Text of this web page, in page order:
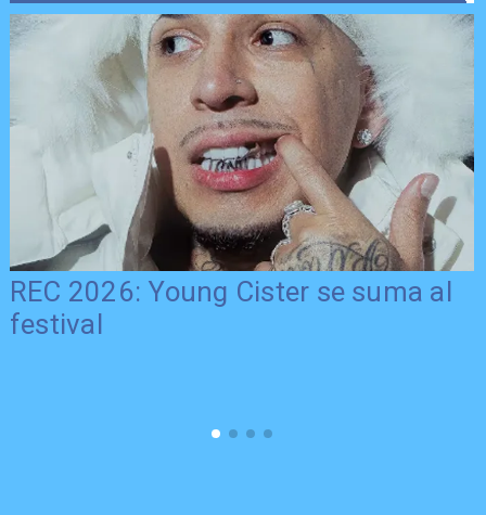
REC 2026: Young Cister se suma al
festival